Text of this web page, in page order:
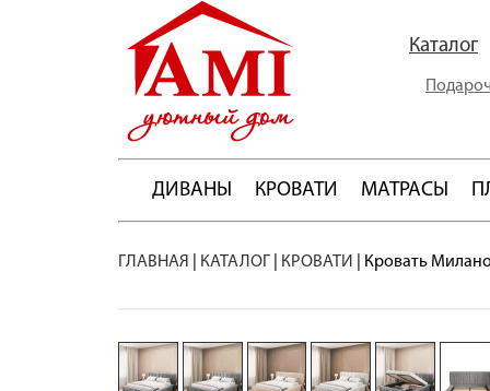
Каталог
ДИВАНЫ КРОВАТИ МАТРАСЫ
ГЛАВНАЯ КАТАЛОГ КРОВАТИ Кровать